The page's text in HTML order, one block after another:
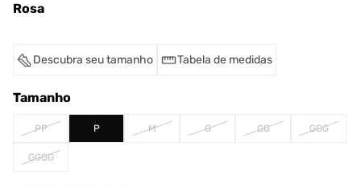
Rosa
Descubra seu tamanho Tabela de medidas
Tamanho
PP P M G GG GGG
GGGG